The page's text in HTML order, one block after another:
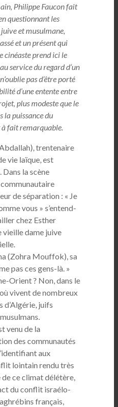
Philippe Faucon fait
questionnant les
et musulmane,
et un présent qui
cinéaste prend ici le
service du regard d’un
pas d’être porté
d’une entente entre
plus modeste que le
la puissance du
fait remarquable.
trentenaire
vie laïque, est
la scène
communautaire
de séparation : « Je
vous » s’entend-
chez Esther
vieille dame juive
(Zohra Mouffok), sa
pas ces gens-là. »
Orient ? Non, dans le
vivent de nombreux
juifs
venu de la
des communautés
aux
lointain rendu très
ce climat délétère,
du conflit israélo-
français,